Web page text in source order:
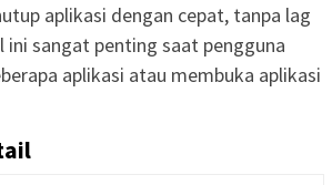
aplikasi dengan cepat, tanpa lag
ini sangat penting saat pengguna
aplikasi atau membuka aplikasi